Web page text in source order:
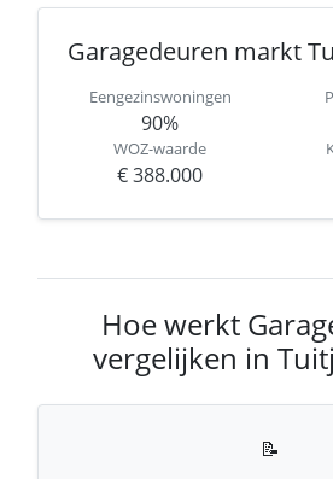
Garagedeuren markt
Eengezinswoningen
90%
WOZ-waarde
€ 388.000
Hoe werkt
vergelijken in
📝